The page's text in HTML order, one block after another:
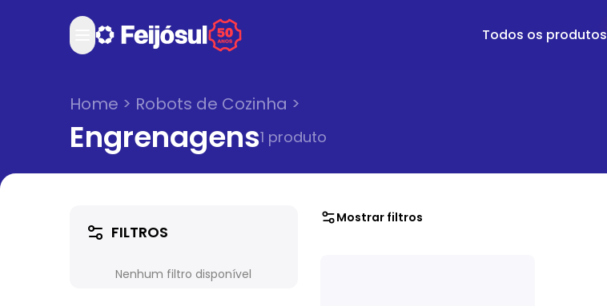
Todos os produtos
Home > Robots de Cozinha >
Engrenagens1 produto
FILTROS
Nenhum filtro disponível
Mostrar filtros